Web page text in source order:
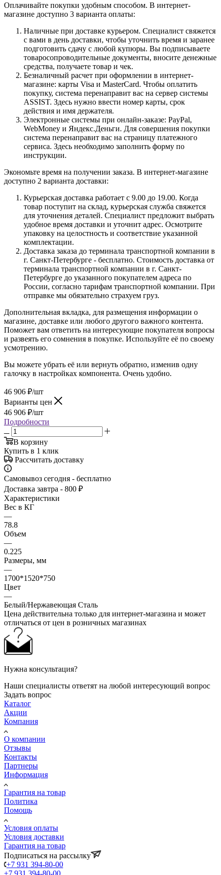
Оплачивайте покупки удобным способом. В интернет-
магазине доступно 3 варианта оплаты:
Наличные при доставке курьером. Специалист свяжется
с вами в день доставки, чтобы уточнить время и заранее
подготовить сдачу с любой купюры. Вы подписываете
товаросопроводительные документы, вносите денежные
средства, получаете товар и чек.
Безналичный расчет при оформлении в интернет-
магазине: карты Visa и MasterCard. Чтобы оплатить
покупку, система перенаправит вас на сервер системы
ASSIST. Здесь нужно ввести номер карты, срок
действия и имя держателя.
Электронные системы при онлайн-заказе: PayPal,
WebMoney и Яндекс.Деньги. Для совершения покупки
система перенаправит вас на страницу платежного
сервиса. Здесь необходимо заполнить форму по
инструкции.
Экономьте время на получении заказа. В интернет-магазине
доступно 2 варианта доставки:
Курьерская доставка работает с 9.00 до 19.00. Когда
товар поступит на склад, курьерская служба свяжется
для уточнения деталей. Специалист предложит выбрать
удобное время доставки и уточнит адрес. Осмотрите
упаковку на целостность и соответствие указанной
комплектации.
Доставка заказа до терминала транспортной компании в
г. Санкт-Петербурге - бесплатно. Стоимость доставка от
терминала транспортной компании в г. Санкт-
Петербурге до указанного покупателем адреса по
России, согласно тарифам транспортной компании. При
отправке мы обязательно страхуем груз.
Дополнительная вкладка, для размещения информации о
магазине, доставке или любого другого важного контента.
Поможет вам ответить на интересующие покупателя вопросы
и развеять его сомнения в покупке. Используйте её по своему
усмотрению.
Вы можете убрать её или вернуть обратно, изменив одну
галочку в настройках компонента. Очень удобно.
46 906 ₽/шт
Варианты цен
46 906 ₽/шт
Подробности
В корзину
Купить в 1 клик
Рассчитать доставку
Самовывоз сегодня - бесплатно
Доставка завтра - 800 ₽
Характеристики
Вес в КГ
—
78.8
Объем
—
0.225
Размеры, мм
—
1700*1520*750
Цвет
—
Белый/Нержавеющая Сталь
Цена действительна только для интернет-магазина и может
отличаться от цен в розничных магазинах
Нужна консультация?
Наши специалисты ответят на любой интересующий вопрос
Задать вопрос
Каталог
Акции
Компания
О компании
Отзывы
Контакты
Партнеры
Информация
Гарантия на товар
Политика
Помощь
Условия оплаты
Условия доставки
Гарантия на товар
Подписаться на рассылку
+7 931 394-80-00
+7 931 394-80-00